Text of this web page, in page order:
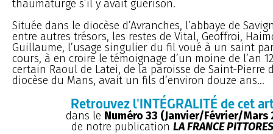
thaumaturge s’il y avait guérison.
Située dans le diocèse d’Avranches, l’abbaye de
entre autres trésors, les restes de Vital, Geoffroi,
Guillaume, l’usage singulier du fil voué à un saint
cours, à en croire le témoignage d’un moine de l’an
certain Raoul de Latei, de la paroisse de Saint-Pierre
diocèse du Mans, avait un fils d’environ douze ans...
Retrouvez l'INTÉGRALITÉ de cet
dans le Numéro 33 (Janvier/Février/Mars
de notre publication LA FRANCE